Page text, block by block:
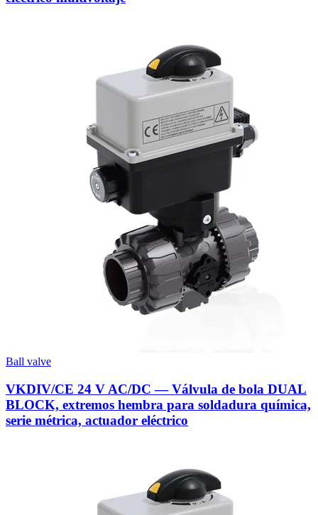
Ball valve
VKDIV/CE 24 V AC/DC — Válvula de bola DUAL
BLOCK, extremos hembra para soldadura química,
serie métrica, actuador eléctrico